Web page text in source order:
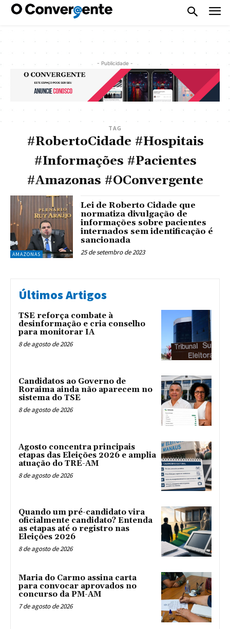
- Publicidade -
TAG
#RobertoCidade #Hospitais
#Informações #Pacientes
#Amazonas #OConvergente
AMAZONAS
Lei de Roberto Cidade que
normatiza divulgação de
informações sobre pacientes
internados sem identificação é
sancionada
25 de setembro de 2023
Últimos Artigos
TSE reforça combate à
desinformação e cria conselho
para monitorar IA
8 de agosto de 2026
Candidatos ao Governo de
Roraima ainda não aparecem no
sistema do TSE
8 de agosto de 2026
Agosto concentra principais
etapas das Eleições 2026 e amplia
atuação do TRE-AM
8 de agosto de 2026
Quando um pré-candidato vira
oficialmente candidato? Entenda
as etapas até o registro nas
Eleições 2026
8 de agosto de 2026
Maria do Carmo assina carta
para convocar aprovados no
concurso da PM-AM
7 de agosto de 2026